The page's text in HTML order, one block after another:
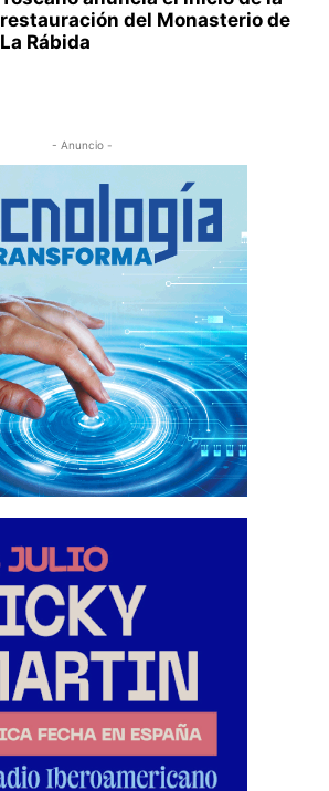
restauración del Monasterio de
La Rábida
- Anuncio -